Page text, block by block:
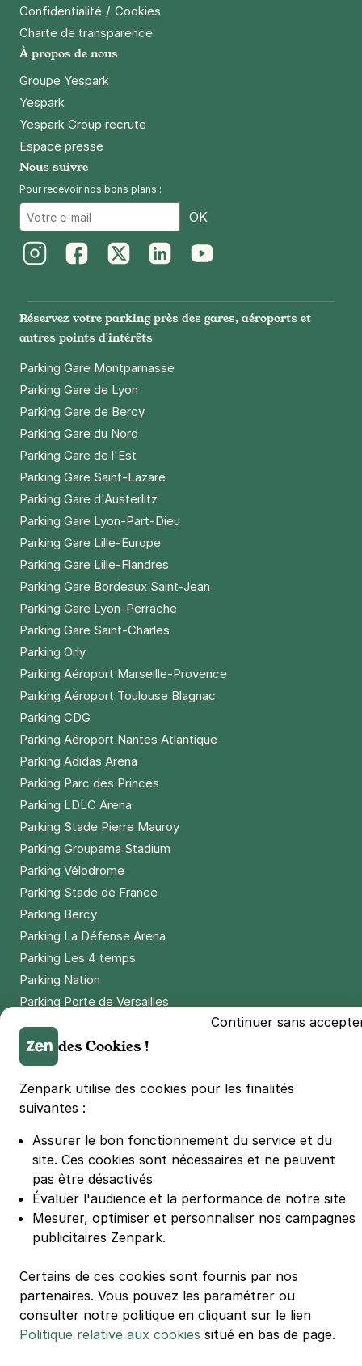
Confidentialité / Cookies
Charte de transparence
À propos de nous
Groupe Yespark
Yespark
Yespark Group recrute
Espace presse
Nous suivre
Pour recevoir nos bons plans :
OK
Réservez votre parking près des gares, aéroports et
autres points d'intérêts
Parking Gare Montparnasse
Parking Gare de Lyon
Parking Gare de Bercy
Parking Gare du Nord
Parking Gare de l'Est
Parking Gare Saint-Lazare
Parking Gare d'Austerlitz
Parking Gare Lyon-Part-Dieu
Parking Gare Lille-Europe
Parking Gare Lille-Flandres
Parking Gare Bordeaux Saint-Jean
Parking Gare Lyon-Perrache
Parking Gare Saint-Charles
Parking Orly
Parking Aéroport Marseille-Provence
Parking Aéroport Toulouse Blagnac
Parking CDG
Parking Aéroport Nantes Atlantique
Parking Adidas Arena
Parking Parc des Princes
Parking LDLC Arena
Parking Stade Pierre Mauroy
Parking Groupama Stadium
Parking Vélodrome
Parking Stade de France
Parking Bercy
Parking La Défense Arena
Parking Les 4 temps
Parking Nation
Parking Porte de Versailles
Parking Lille Grand Palais
Parking Euralille
Parking Casino Barrière Lille
consommation de 20%
#SeDéplacerMoinsPolluer
© Zenpark 2012 - 2026 - Tous droits réservés - Fabriqué avec soin à
Rennes et Paris
Continuer sans
des Cookies !
Zenpark utilise des cookies pour les finalités
suivantes :
Assurer le bon fonctionnement du service et du
site. Ces cookies sont nécessaires et ne peuvent
pas être désactivés
Évaluer l'audience et la performance de notre site
Mesurer, optimiser et personnaliser nos campagnes
publicitaires Zenpark.
Certains de ces cookies sont fournis par nos
partenaires. Vous pouvez les paramétrer ou
consulter notre politique en cliquant sur le lien
Politique relative aux cookies situé en bas de page.